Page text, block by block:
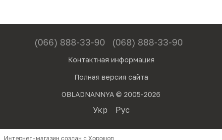
(066) 888-33-90 (068) 888-33-90
Контактная информация
Полная версия сайта
OBLADNANNYA © 2005-2026
Укр Рус
Интернет-магазин создан с Хорошоп